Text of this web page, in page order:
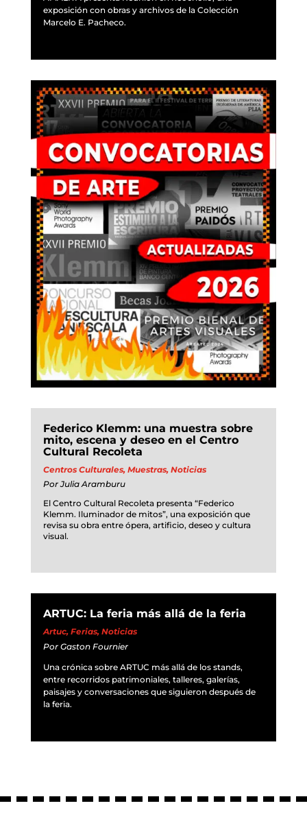
exposición con obras y archivos de la Colección
Marcelo E. Pacheco.
Federico Klemm: una muestra sobre
mito, escena y deseo en el Centro
Cultural Recoleta
Centros Culturales, Muestras, Noticias
PorJulia Aramburu
El Centro Cultural Recoleta presenta “Federico
Klemm. Iluminador de mitos”, una exposición que
revisa su obra entre ópera, artificio, deseo y cultura
visual.
ARTUC: La feria más allá de la feria
Artuc, Ferias, Noticias
Por Gaston Fournier
Una crónica sobre ARTUC más allá de los stands,
entre recorridos patrimoniales, talleres, galerías,
paisajes y conversaciones que siguieron después de
la feria.